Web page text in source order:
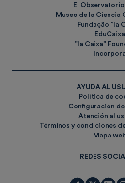
El Observatorio
Museo de la Ciencia
Fundação ”la
EduCaixa
”la Caixa”
Incorpora
AYUDA AL
Política de
Configuración
Atención al
Términos y condiciones
Mapa
REDES